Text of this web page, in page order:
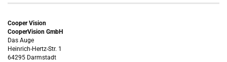
Cooper Vision
CooperVision GmbH
Das Auge
Heinrich-Hertz-Str. 1
64295 Darmstadt